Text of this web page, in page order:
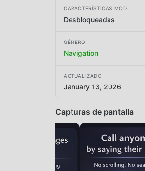
CARACTERÍSTICAS MOD
Desbloqueadas
GÉNERO
Navigation
ACTUALIZADO
January 13, 2026
Capturas de pantalla